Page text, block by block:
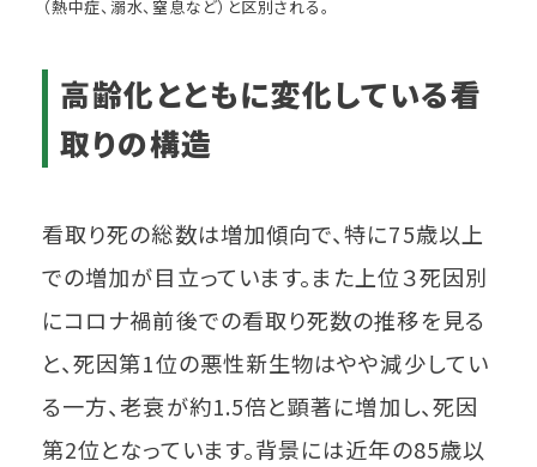
（熱中症、溺水、窒息など）と区別される。
高齢化とともに変化している看
取りの構造
看取り死の総数は増加傾向で、特に75歳以上
での増加が目立っています。また上位３死因別
にコロナ禍前後での看取り死数の推移を見る
と、死因第1位の悪性新生物はやや減少してい
る一方、老衰が約1.5倍と顕著に増加し、死因
第2位となっています。背景には近年の85歳以